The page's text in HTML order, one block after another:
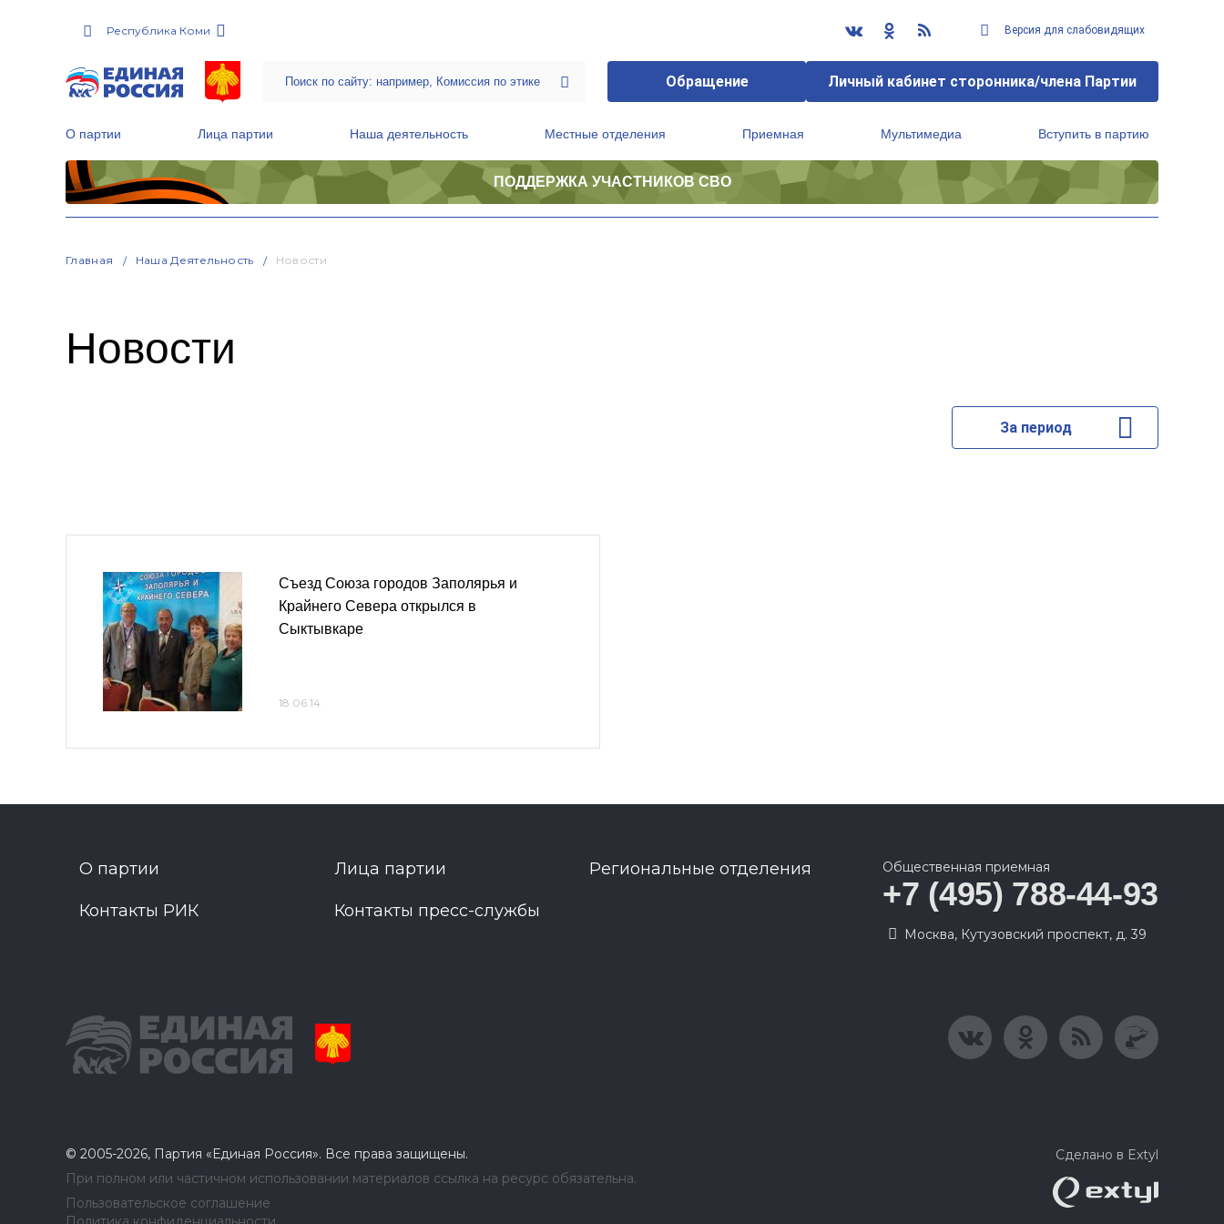
Республика Коми Версия для слабовидящих
Обращение Личный кабинет сторонника/члена Партии
О партии Лица партии Наша деятельность Местные отделения Приемная Мультимедиа Вступить в партию
ПОДДЕРЖКА УЧАСТНИКОВ СВО
Главная Наша Деятельность Новости
Новости
За период
Съезд Союза городов Заполярья и
Крайнего Севера открылся в
Сыктывкаре
18.06.14
О партии Лица партии Региональные отделения
Контакты РИК Контакты пресс-службы
Общественная приемная
+7 (495) 788-44-93
Москва, Кутузовский проспект, д. 39
© 2005-2026, Партия «Единая Россия». Все права защищены.
При полном или частичном использовании материалов ссылка на ресурс обязательна.
Пользовательское соглашение
Сделано в Extyl